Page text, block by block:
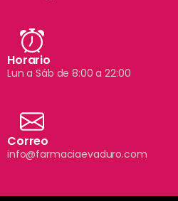
Horario
Lun a Sáb de 8:00 a 22:00
Correo
info@farmaciaevaduro.com